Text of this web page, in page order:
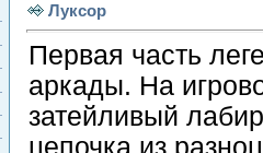
Луксор
Первая часть
аркады. На
затейливый
цепочка из